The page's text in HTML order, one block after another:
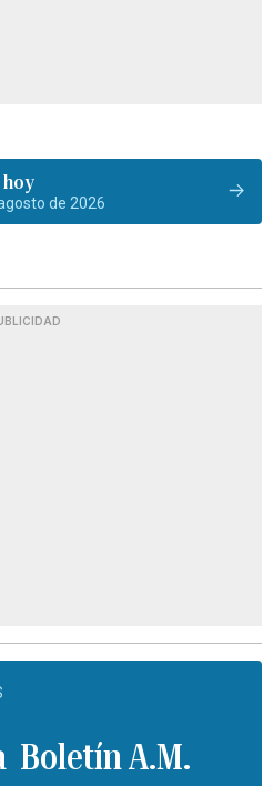
de 2026
Boletín A.M.